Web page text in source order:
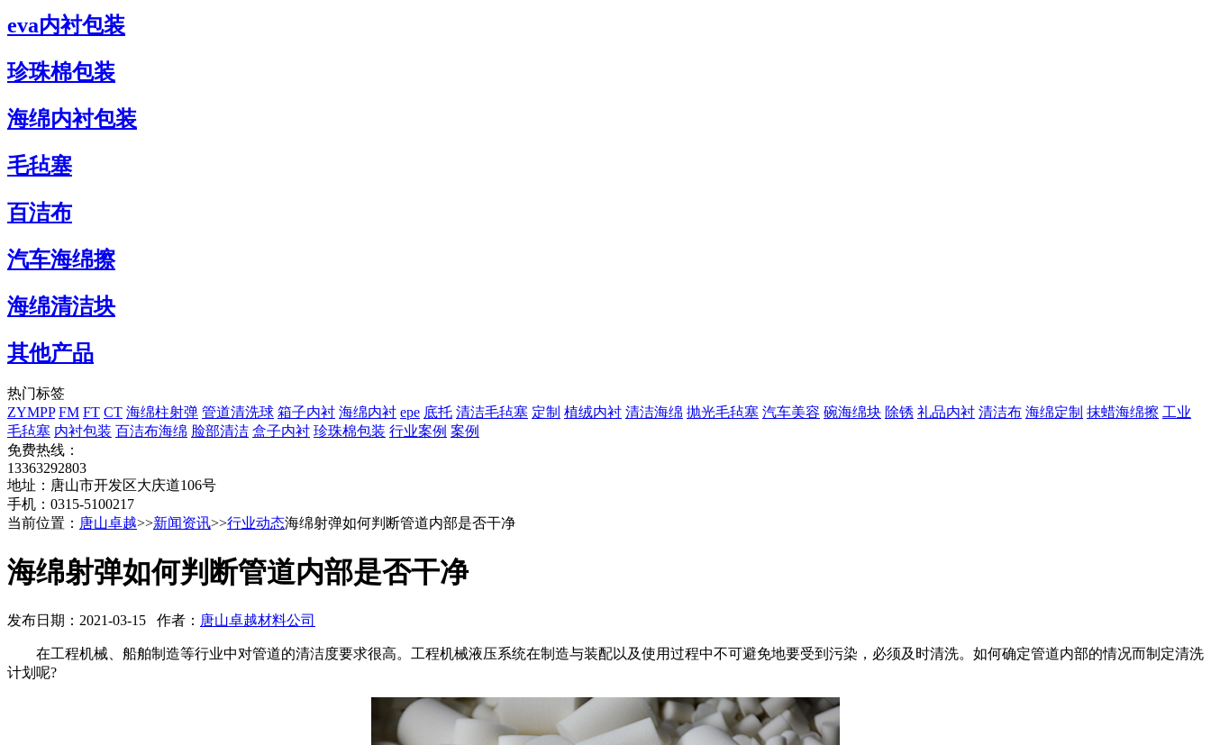
eva内衬包装
珍珠棉包装
海绵内衬包装
毛毡塞
百洁布
汽车海绵擦
海绵清洁块
其他产品
热门标签
ZYMPP FM FT CT 海绵柱射弹 管道清洗球 箱子内衬 海绵内衬 epe 底托 清洁毛毡塞 定制 植绒内衬 清洁海绵 抛光毛毡塞 汽车美容 碗海绵块 除锈 礼品内衬 清洁布 海绵定制 抹蜡海绵擦 工业
毛毡塞 内衬包装 百洁布海绵 脸部清洁 盒子内衬 珍珠棉包装 行业案例 案例
免费热线：
13363292803
地址：唐山市开发区大庆道106号
手机：0315-5100217
当前位置： 唐山卓越>>新闻资讯>>行业动态海绵射弹如何判断管道内部是否干净
海绵射弹如何判断管道内部是否干净
发布日期：2021-03-15 作者： 唐山卓越材料公司
在工程机械、船舶制造等行业中对管道的清洁度要求很高。工程机械液压系统在制造与装配以及使用过程中不可避免地要受到污染，必须及时清洗。如何确定管道内部的情况而制定清洗
计划呢?